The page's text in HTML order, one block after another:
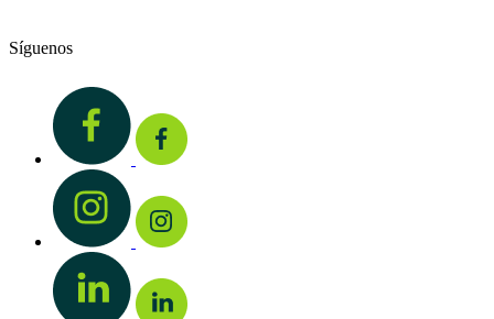
Síguenos